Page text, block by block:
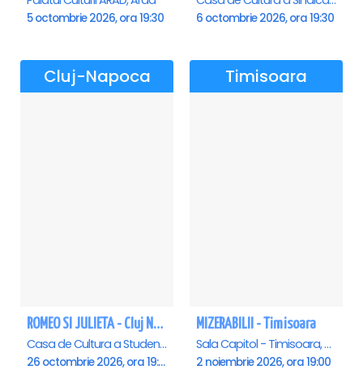
5 octombrie 2026, ora 19:30 6 octombrie 2026, ora 19:30
Cluj-Napoca
ROMEO SI JULIETA - Cluj Napoca
Casa de Cultura a Studentilor Dumitru Farcas, Cluj-Napoca
26 octombrie 2026, ora 19:00
Timisoara
MIZERABILII - Timisoara
Sala Capitol - Timisoara, Timisoara
2 noiembrie 2026, ora 19:00